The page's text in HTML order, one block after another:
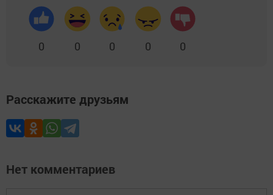
0 0 0 0 0
Расскажите друзьям
Нет комментариев